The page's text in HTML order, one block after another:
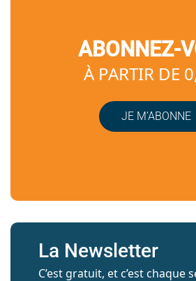
ABONNEZ-
À PARTIR DE
JE M’ABONNE
La Newsletter
C’est gratuit, et c’est chaque